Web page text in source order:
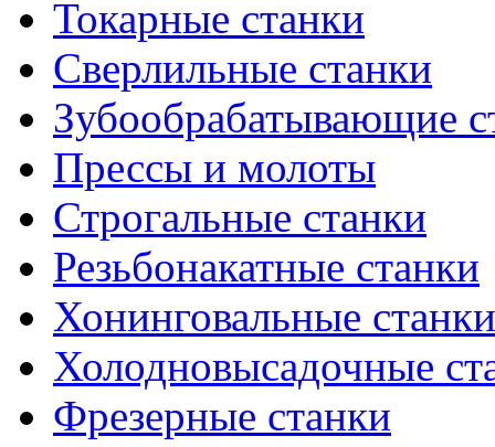
Токарные станки
Сверлильные станки
Зубообрабатывающие
Прессы и молоты
Строгальные станки
Резьбонакатные станки
Хонинговальные станки
Холодновысадочные
Фрезерные станки